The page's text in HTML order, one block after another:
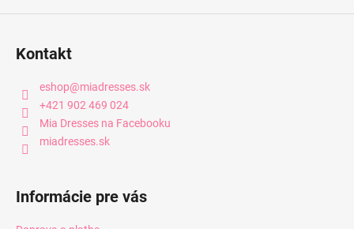
Kontakt
eshop@miadresses.sk
+421 902 469 024
Mia Dresses na Facebooku
miadresses.sk
Informácie pre vás